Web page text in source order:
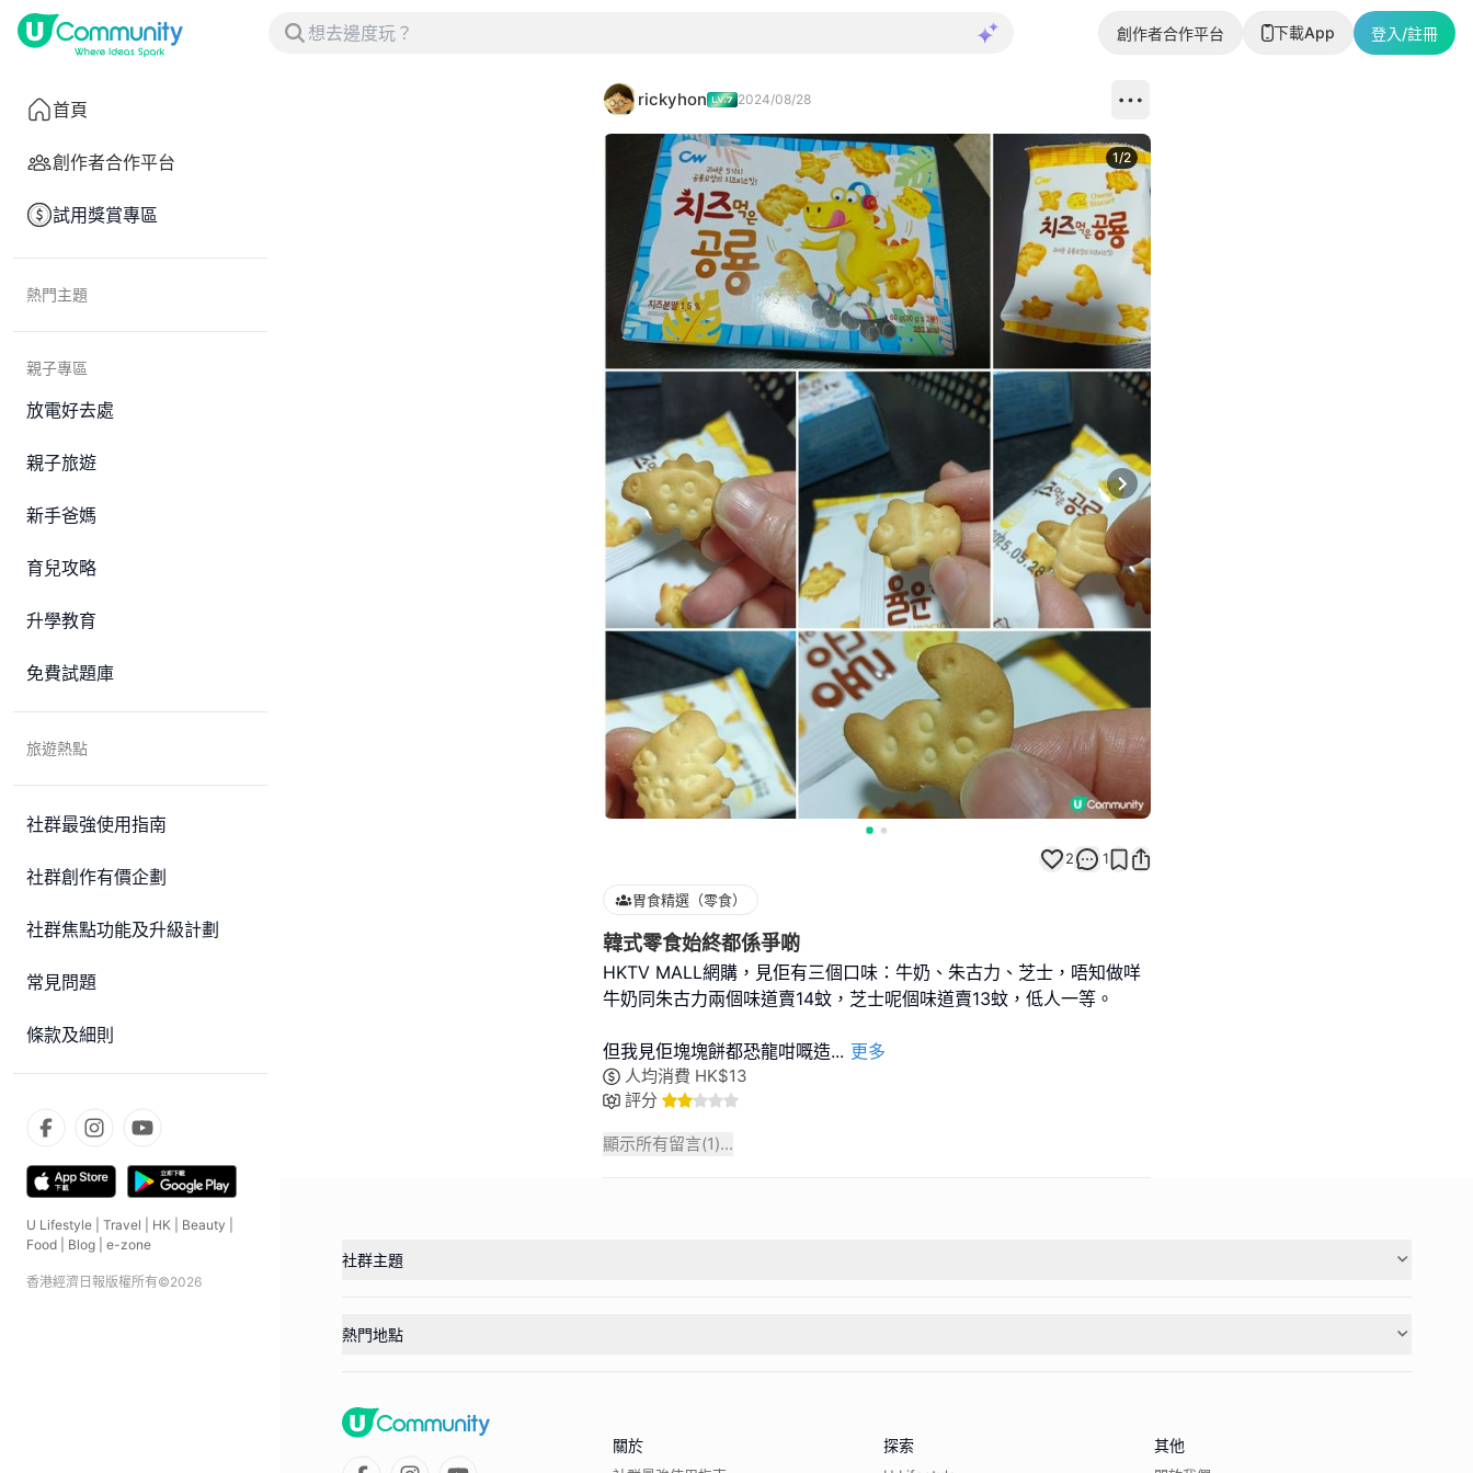
創作者合作平台 下載App 登入/註冊
首頁
創作者合作平台
試用獎賞專區
熱門主題
親子專區
放電好去處
親子旅遊
新手爸媽
育兒攻略
升學教育
免費試題庫
旅遊熱點
社群最強使用指南
社群創作有價企劃
社群焦點功能及升級計劃
常見問題
條款及細則
U Lifestyle Travel HK Beauty
Food
Blog e-zone
香港經濟日報版權所有©2026
rickyhon 2024/08/28
Next slide
1/2
2 1
胃食精選（零食）
韓式零食始終都係爭啲
HKTV MALL網購，見佢有三個口味：牛奶、朱古力、芝士，唔知做咩
牛奶同朱古力兩個味道賣14蚊，芝士呢個味道賣13蚊，低人一等。
但我見佢塊塊餅都恐龍咁嘅造... 更多
人均消費 HK$13
評分
顯示所有留言(1)...
社群主題
熱門地點
關於 探索 其他